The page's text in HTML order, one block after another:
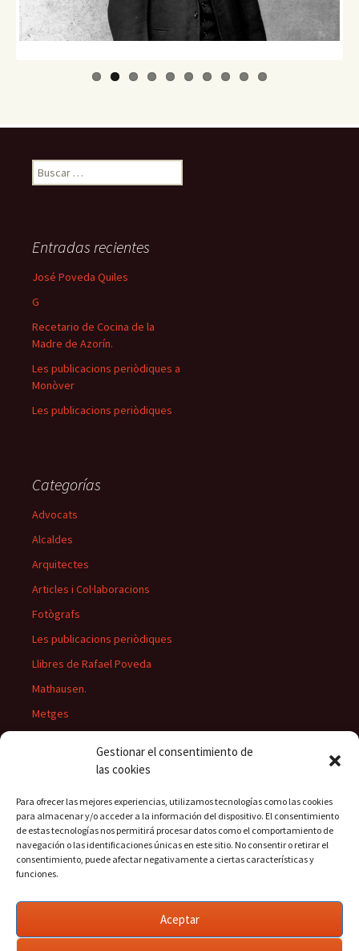
Gestionar el consentimiento de
las cookies
Para ofrecer las mejores experiencias, utilizamos tecnologías como las cookies
para almacenar y/o acceder a la información del dispositivo. El consentimiento
de estas tecnologías nos permitirá procesar datos como el comportamiento de
navegación o las identificaciones únicas en este sitio. No consentir o retirar el
consentimiento, puede afectar negativamente a ciertas características y
funciones.
Aceptar
Buscar:
Entradas recientes
José Poveda Quiles
G
Recetario de Cocina de la
Madre de Azorín.
Les publicacions periòdiques a
Monòver
Les publicacions periòdiques
Categorías
Advocats
Alcaldes
Arquitectes
Articles i Col·laboracions
Fotògrafs
Les publicacions periòdiques
Llibres de Rafael Poveda
Mathausen.
Metges
Presidents del Casino
Rectors